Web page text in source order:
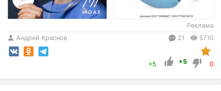
Реклама
Андрей Краснов
21 5710
+5 +5 0